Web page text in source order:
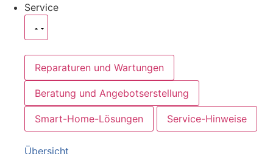
Service
Reparaturen und Wartungen
Beratung und Angebotserstellung
Smart-Home-Lösungen Service-Hinweise
Übersicht